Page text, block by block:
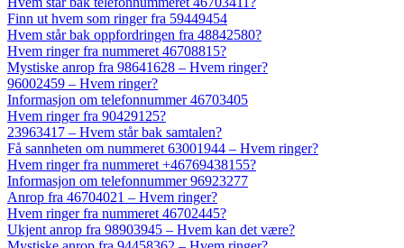
Finn ut hvem som ringer fra 59449454
Hvem står bak oppfordringen fra 48842580?
Hvem ringer fra nummeret 46708815?
Mystiske anrop fra 98641628 – Hvem ringer?
96002459 – Hvem ringer?
Informasjon om telefonnummer 46703405
Hvem ringer fra 90429125?
23963417 – Hvem står bak samtalen?
Få sannheten om nummeret 63001944 – Hvem ringer?
Hvem ringer fra nummeret +46769438155?
Informasjon om telefonnummer 96923277
Anrop fra 46704021 – Hvem ringer?
Hvem ringer fra nummeret 46702445?
Ukjent anrop fra 98903945 – Hvem kan det være?